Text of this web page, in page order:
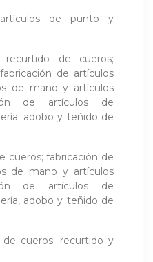
de punto y
de cueros;
de artículos
de mano y artículos
de artículos de
adobo y teñido de
cueros; fabricación de
de mano y artículos
de artículos de
adobo y teñido de
de cueros; recurtido y